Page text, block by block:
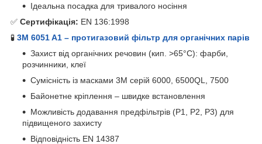
Ідеальна посадка для тривалого носіння
✅ Сертифікація: EN 136:1998
🧪 3M 6051 A1 – протигазовий фільтр для органічних парів
Захист від органічних речовин (кип. >65°C): фарби,
розчинники, клеї
Сумісність із масками 3M серій 6000, 6500QL, 7500
Байонетне кріплення – швидке встановлення
Можливість додавання предфільтрів (P1, P2, P3) для
підвищеного захисту
Відповідність EN 14387